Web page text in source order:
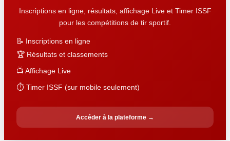
Inscriptions en ligne, résultats, affichage Live et Timer ISSF
pour les compétitions de tir sportif.
📝 Inscriptions en ligne
🏆 Résultats et classements
📺 Affichage Live
⏱️ Timer ISSF (sur mobile seulement)
Accéder à la plateforme →